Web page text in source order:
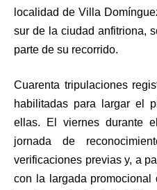
localidad de Villa
sur de la ciudad anfitriona,
parte de su recorrido.
Cuarenta tripulaciones
habilitadas para largar el
ellas. El viernes durante
jornada de
verificaciones previas y, a
con la largada promocional